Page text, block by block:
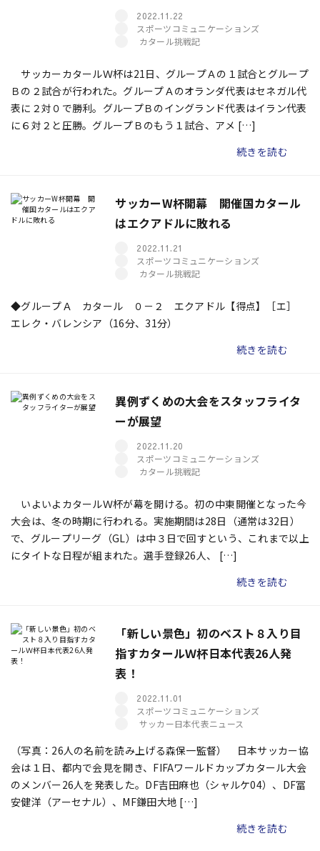
2022.11.22
スポーツコミュニケーションズ
カタール挑戦記
サッカーカタールＷ杯は21日、グループＡの１試合とグループ
Ｂの２試合が行われた。グループＡのオランダ代表はセネガル代
表に２対０で勝利。グループＢのイングランド代表はイラン代表
に６対２と圧勝。グループＢのもう１試合、アメ […]
続きを読む
サッカーW杯開幕 開催国カタール
はエクアドルに敗れる
2022.11.21
スポーツコミュニケーションズ
カタール挑戦記
◆グループＡ カタール ０－２ エクアドル【得点】［エ］
エレク・バレンシア（16分、31分）
続きを読む
異例ずくめの大会をスタッフライタ
ーが展望
2022.11.20
スポーツコミュニケーションズ
カタール挑戦記
いよいよカタールＷ杯が幕を開ける。初の中東開催となった今
大会は、冬の時期に行われる。実施期間は28日（通常は32日）
で、グループリーグ（GL）は中３日で回すという、これまで以上
にタイトな日程が組まれた。選手登録26人、 […]
続きを読む
「新しい景色」初のベスト８入り目
指すカタールＷ杯日本代表26人発
表！
2022.11.01
スポーツコミュニケーションズ
サッカー日本代表ニュース
（写真：26人の名前を読み上げる森保一監督） 日本サッカー協
会は１日、都内で会見を開き、FIFAワールドカップカタール大会
のメンバー26人を発表した。DF吉田麻也（シャルケ04）、DF冨
安健洋（アーセナル）、MF鎌田大地 […]
続きを読む